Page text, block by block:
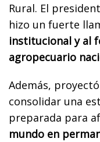
Rural. El
hizo un fuerte
institucional y al
agropecuario
Además,
consolidar una
preparada para
mundo en